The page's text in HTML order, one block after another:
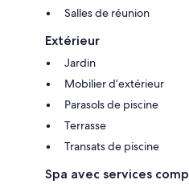
Salles de réunion
Extérieur
Jardin
Mobilier d’extérieur
Parasols de piscine
Terrasse
Transats de piscine
Spa avec services